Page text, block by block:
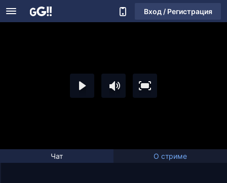
Вход / Регистрация
Чат О стриме